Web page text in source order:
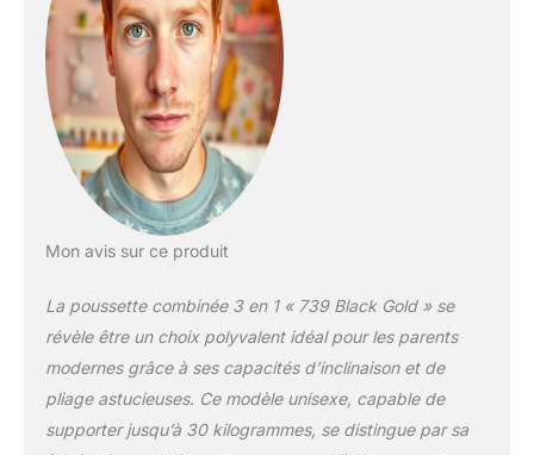
mieux protéger le
cerveau et la colonne
vertébrale de votre bébé.
En outre, le cadre en
aluminium 3D peut
donner une grande
stabilité à la poussette.
vers l'avant. 【Six
cadeaux pour bébé:
couvre - pieds, matelas,
matelas d'été,
moustiquaire, porte -
Mon avis sur ce produit
La poussette combinée 3 en 1 « 739 Black Gold » se
révèle être un choix polyvalent idéal pour les parents
modernes grâce à ses capacités d’inclinaison et de
pliage astucieuses. Ce modèle unisexe, capable de
supporter jusqu’à 30 kilogrammes, se distingue par sa